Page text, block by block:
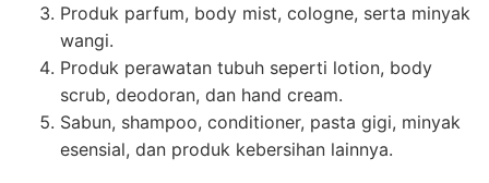
Produk parfum, body mist, cologne, serta minyak
wangi.
Produk perawatan tubuh seperti lotion, body
scrub, deodoran, dan hand cream.
Sabun, shampoo, conditioner, pasta gigi, minyak
esensial, dan produk kebersihan lainnya.